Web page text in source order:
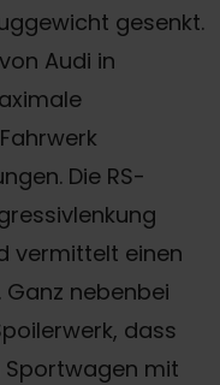
gesenkt.
Audi in
Die RS-
vermittelt einen
nebenbei
dass
Sportwagen mit